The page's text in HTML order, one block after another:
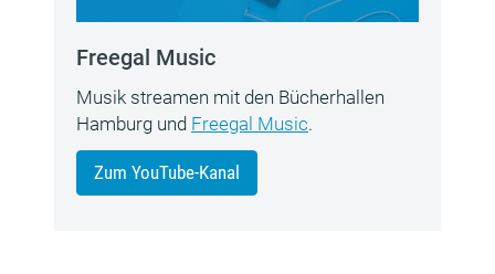
Freegal Music
Musik streamen mit den Bücherhallen
Hamburg und Freegal Music.
Zum YouTube-Kanal